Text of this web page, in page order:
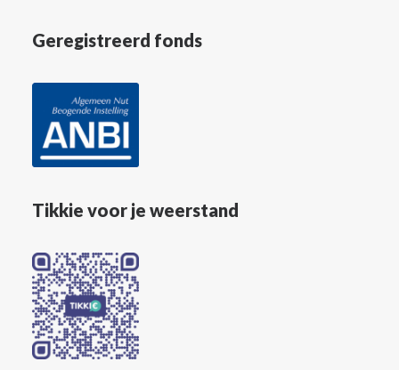
Geregistreerd fonds
Tikkie voor je weerstand